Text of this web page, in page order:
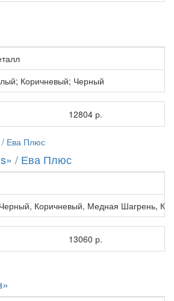
Коричневый; Черный
12804 р.
/ Ева Плюс
Коричневый, Медная Шагрень,
13060 р.